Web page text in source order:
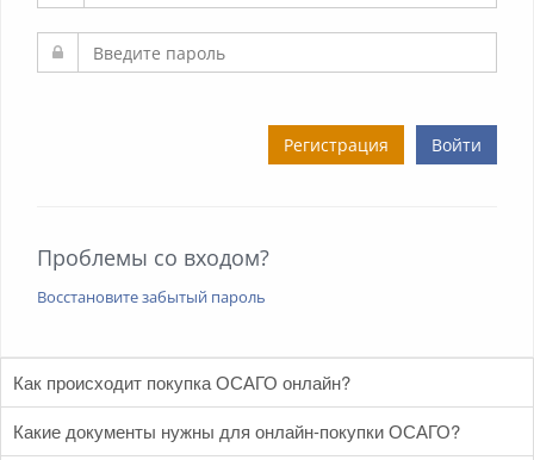
Войти
Регистрация
Проблемы со входом?
Восстановите забытый пароль
Как происходит покупка ОСАГО онлайн?
Создается личный кабинет Страхователя
Заполняются сведения, необходимые для расчета страховой
Какие документы нужны для онлайн-покупки ОСАГО?